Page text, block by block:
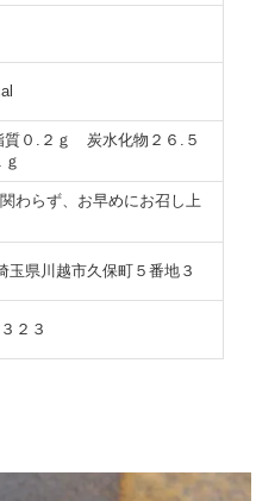
０.２ｇ 炭水化物２６.５
わらず、お早めにお召し上
県川越市久保町５番地３
２３